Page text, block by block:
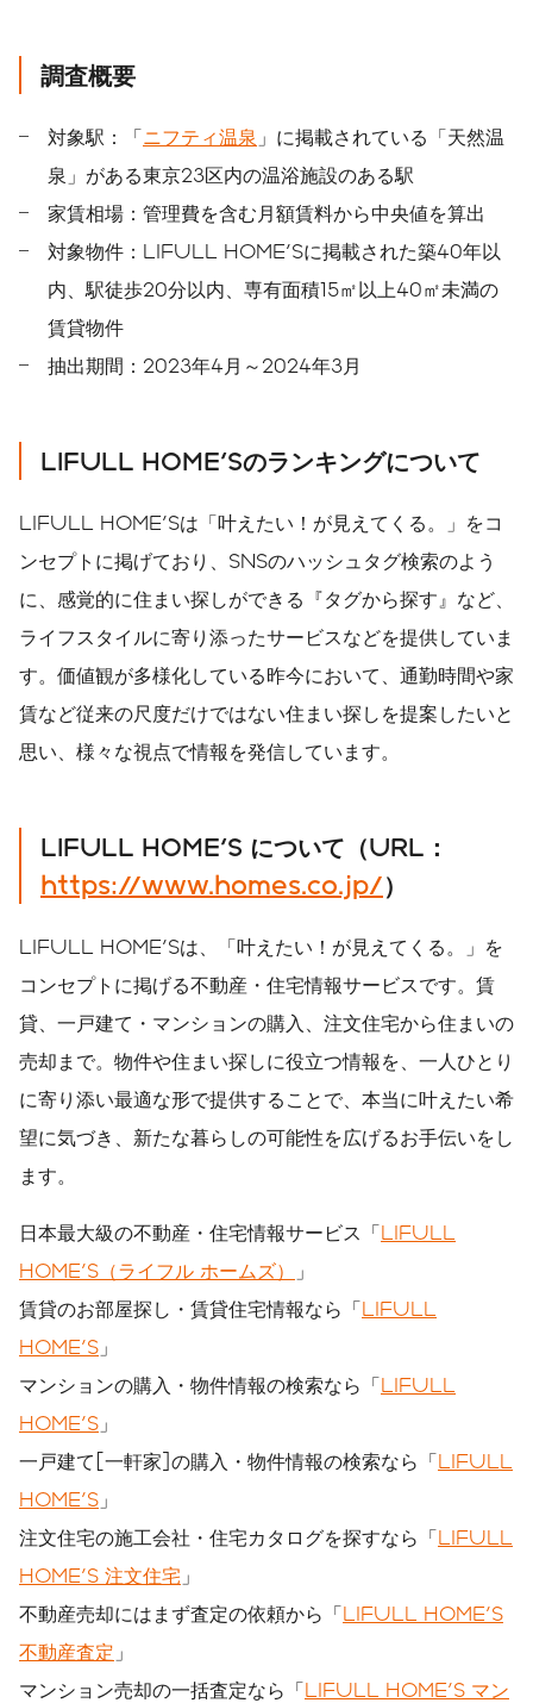
調査概要
対象駅：「ニフティ温泉 」に掲載されている「天然温
泉」がある東京23区内の温浴施設のある駅
家賃相場：管理費を含む⽉額賃料から中央値を算出
対象物件：LIFULL HOME'Sに掲載された築40年以
内、駅徒歩20分以内、専有面積15㎡以上40㎡未満の
賃貸物件
抽出期間：2023年4月～2024年3月
LIFULL HOME'Sのランキングについて
LIFULL HOME'Sは「叶えたい！が見えてくる。」をコ
ンセプトに掲げており、SNSのハッシュタグ検索のよう
に、感覚的に住まい探しができる『タグから探す』など、
ライフスタイルに寄り添ったサービスなどを提供していま
す。価値観が多様化している昨今において、通勤時間や家
賃など従来の尺度だけではない住まい探しを提案したいと
思い、様々な視点で情報を発信しています。
LIFULL HOME'S について（URL ：
https://www.homes.co.jp/）
LIFULL HOME'Sは、「叶えたい！が見えてくる。」を
コンセプトに掲げる不動産・住宅情報サービスです。賃
貸、一戸建て・マンションの購入、注文住宅から住まいの
売却まで。物件や住まい探しに役立つ情報を、一人ひとり
に寄り添い最適な形で提供することで、本当に叶えたい希
望に気づき、新たな暮らしの可能性を広げるお手伝いをし
ます。
日本最大級の不動産・住宅情報サービス「LIFULL
HOME'S（ライフル ホームズ）
」
賃貸のお部屋探し・賃貸住宅情報なら「LIFULL
HOME'S 」
マンションの購入・物件情報の検索なら「LIFULL
HOME'S 」
一戸建て[一軒家]の購入・物件情報の検索なら「LIFULL
HOME'S 」
注文住宅の施工会社・住宅カタログを探すなら「LIFULL
HOME'S 注文住宅 」
不動産売却にはまず査定の依頼から「LIFULL HOME'S
不動産査定 」
マンション売却の一括査定なら「LIFULL HOME'S マン